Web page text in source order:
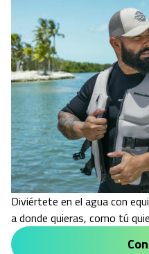
Diviértete en el agua con
a donde quieras, como tú